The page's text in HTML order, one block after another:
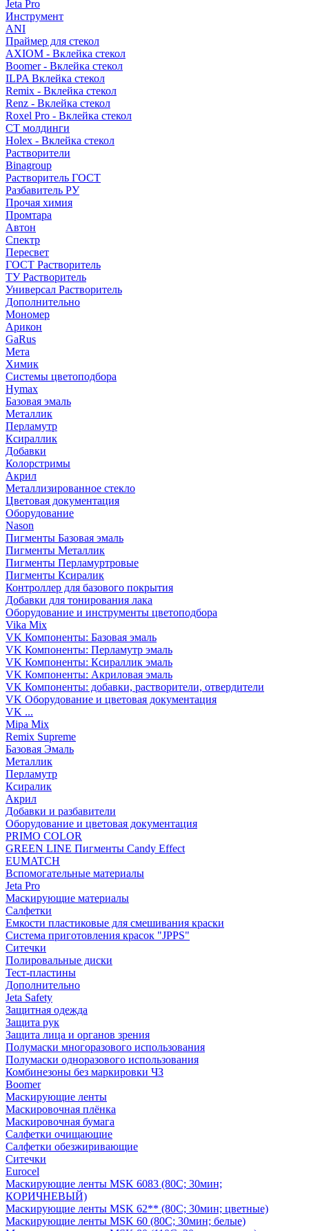
Jeta Pro
Инструмент
ANI
Праймер для стекол
AXIOM - Вклейка стекол
Boomer - Вклейка стекол
ILPA Вклейка стекол
Remix - Вклейка стекол
Renz - Вклейка стекол
Roxel Pro - Вклейка стекол
СТ молдинги
Holex - Вклейка стекол
Растворители
Binagroup
Растворитель ГОСТ
Разбавитель РУ
Прочая химия
Промтара
Автон
Спектр
Пересвет
ГОСТ Растворитель
ТУ Растворитель
Универсал Растворитель
Дополнительно
Мономер
Арикон
GaRus
Мета
Химик
Системы цветоподбора
Hymax
Базовая эмаль
Металлик
Перламутр
Ксираллик
Добавки
Колорстримы
Акрил
Металлизированное стекло
Цветовая документация
Оборудование
Nason
Пигменты Базовая эмаль
Пигменты Металлик
Пигменты Перламуртровые
Пигменты Ксиралик
Контроллер для базового покрытия
Добавки для тонирования лака
Оборудование и инструменты цветоподбора
Vika Mix
VK Компоненты: Базовая эмаль
VK Компоненты: Перламутр эмаль
VK Компоненты: Ксираллик эмаль
VK Компоненты: Акриловая эмаль
VK Компоненты: добавки, растворители, отвердители
VK Оборудование и цветовая документация
VK ...
Mipa Mix
Remix Supreme
Базовая Эмаль
Металлик
Перламутр
Ксиралик
Акрил
Добавки и разбавители
Оборудование и цветовая документация
PRIMO COLOR
GREEN LINE Пигменты Candy Effect
EUMATCH
Вспомогательные материалы
Jeta Pro
Маскирующие материалы
Салфетки
Емкости пластиковые для смешивания краски
Система приготовления красок "JPPS"
Ситечки
Полировальные диски
Тест-пластины
Дополнительно
Jeta Safety
Защитная одежда
Защита рук
Защита лица и органов зрения
Полумаски многоразового использования
Полумаски одноразового использования
Комбинезоны без маркировки ЧЗ
Boomer
Маскирующие ленты
Маскировочная плёнка
Маскировочная бумага
Салфетки очищающие
Салфетки обезжиривающие
Ситечки
Euroсel
Маскирующие ленты MSK 6083 (80С; 30мин;
КОРИЧНЕВЫЙ)
Маскирующие ленты MSK 62** (80С; 30мин; цветные)
Маскирующие ленты MSK 60 (80С; 30мин; белые)